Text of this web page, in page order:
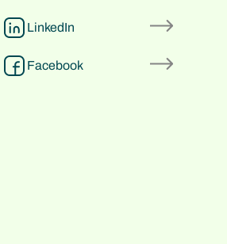
LinkedIn
Facebook